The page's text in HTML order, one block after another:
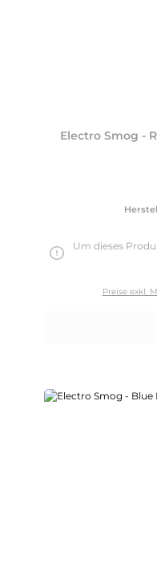
Electro Smog -
Um dieses
Preise exkl.